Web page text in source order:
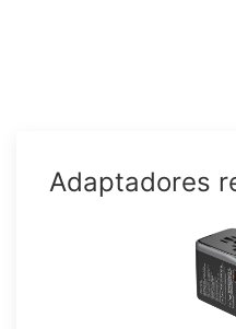
Adaptadores